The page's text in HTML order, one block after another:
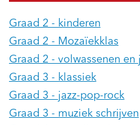
Graad 2 - kinderen
Graad 2 - Mozaïekklas
Graad 2 - volwassenen en
Graad 3 - klassiek
Graad 3 - jazz-pop-rock
Graad 3 - muziek schrijven